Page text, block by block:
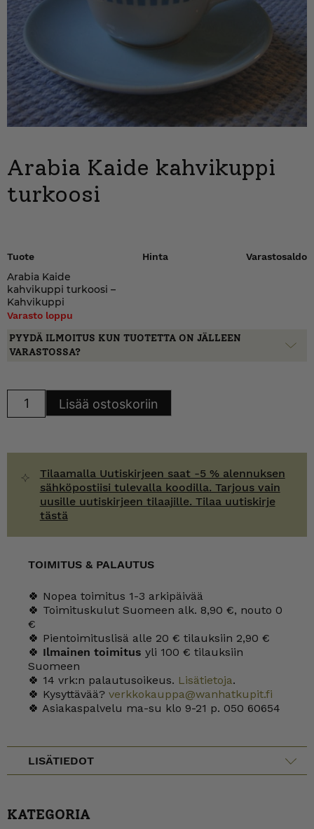
Arabia Kaide kahvikuppi
turkoosi
Tuote Hinta Varastosaldo
Arabia Kaide
kahvikuppi turkoosi –
Kahvikuppi
Varasto loppu
PYYDÄ ILMOITUS KUN TUOTETTA ON JÄLLEEN
VARASTOSSA?
Kaide
Lisää ostoskoriin
Tilaamalla Uutiskirjeen saat -5 % alennuksen
sähköpostiisi tulevalla koodilla. Tarjous vain
uusille uutiskirjeen tilaajille. Tilaa uutiskirje
tästä
TOIMITUS & PALAUTUS
🍀 Nopea toimitus 1-3 arkipäivää
🍀 Toimituskulut Suomeen alk. 8,90 €, nouto 0
€
🍀 Pientoimituslisä alle 20 € tilauksiin 2,90 €
🍀 Ilmainen toimitus yli 100 € tilauksiin
Suomeen
🍀 14 vrk:n palautusoikeus. Lisätietoja.
🍀 Kysyttävää? verkkokauppa@wanhatkupit.fi
🍀 Asiakaspalvelu ma-su klo 9-21 p. 050 60654
LISÄTIEDOT
KATEGORIA